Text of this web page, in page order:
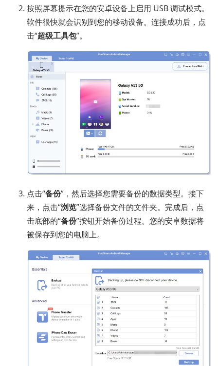
按照屏幕提示在您的安卓设备上启用 USB 调试模式。
软件很快就会识别到您的移动设备。连接成功后，点
击“超级工具包”。
点击“备份”，然后选择您需要备份的数据类型。接下
来，点击“浏览”选择备份文件的文件夹。完成后，点
击底部的“备份”按钮开始备份过程。您的安卓数据将
被保存到您的电脑上。